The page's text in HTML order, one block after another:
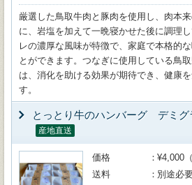
厳選した鳥取牛肉と豚肉を使用し、肉本
に、岩塩を加えて一晩寝かせた後に調理
レの濃厚な風味が特徴で、家庭で本格的
とができます。つなぎに使用している鳥
は、消化を助ける効果が期待でき、健康
す。
とっとり牛のハンバーグ デミグ
産地直送
価格
¥4,000
送料
別途必